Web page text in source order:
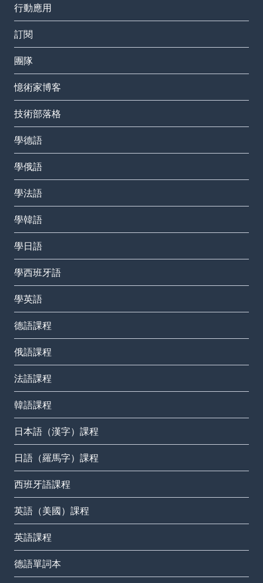
行動應用
訂閱
團隊
憶術家博客
技術部落格
學德語
學俄語
學法語
學韓語
學日語
學西班牙語
學英語
德語課程
俄語課程
法語課程
韓語課程
日本語（漢字）課程
日語（羅馬字）課程
西班牙語課程
英語（美國）課程
英語課程
德語單詞本